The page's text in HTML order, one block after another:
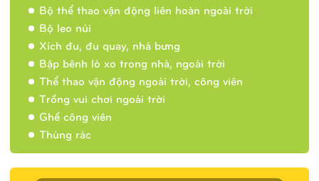
Bộ thể thao vận động liên hoàn ngoài trời
Bộ leo núi
Xích đu, đu quay, nhà bưng
Bập bênh lò xo trong nhà, ngoài trời
Thể thao vận động ngoài trời, công viên
Trống vui chơi ngoài trời
Ghế công viên
Thùng rác